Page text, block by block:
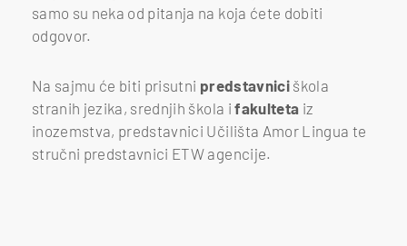
samo su neka od pitanja na koja ćete dobiti
odgovor.
Na sajmu će biti prisutni predstavnici škola
stranih jezika, srednjih škola ifakulteta iz
inozemstva, predstavnici Učilišta Amor Lingua te
stručni predstavnici ETW agencije.